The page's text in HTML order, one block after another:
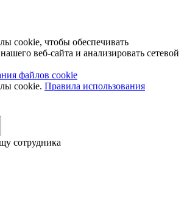
cookie, чтобы обеспечивать
веб-сайта и анализировать сетевой
файлов cookie
cookie. Правила использования
сотрудника